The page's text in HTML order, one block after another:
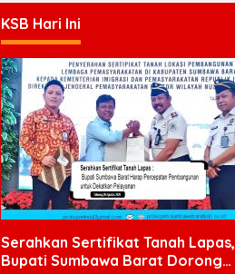
KSB Hari Ini
Serahkan Sertifikat Tanah Lapas,
Bupati Sumbawa Barat Dorong